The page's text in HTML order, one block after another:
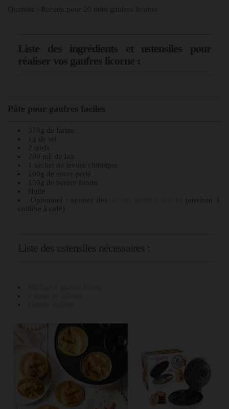
Quantité : Recette pour 20 mini gaufres licorne
Liste des ingrédients et ustensiles pour
réaliser vos gaufres licorne :
Pâte pour gaufres faciles
370g de farine
1g de sel
2 œufs
200 mL de lait
1 sachet de levure chimique
100g de sucre perlé
150g de beurre fondu
Huile
Optionnel : ajoutez des
(environ 1
cuillère à café)
Liste des ustensiles nécessaires :